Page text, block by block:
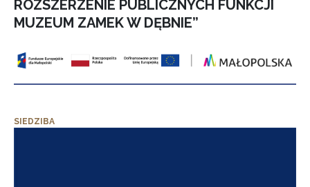
ROZSZERZENIE PUBLICZNYCH FUNKCJI
MUZEUM ZAMEK W DĘBNIE”
SIEDZIBA